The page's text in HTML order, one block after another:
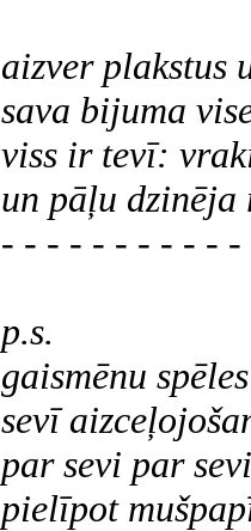
aizver plakstus
sava bijuma
viss ir tevī:
un pāļu dzinēja
- - - - - - - - - - -
p.s.
gaismēnu
sevī
par sevi par
pielīpot